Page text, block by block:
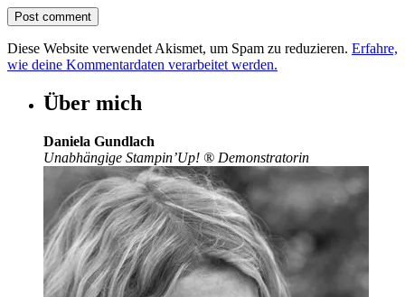
Diese Website verwendet Akismet, um Spam zu reduzieren. Erfahre,
wie deine Kommentardaten verarbeitet werden.
Über mich
Daniela Gundlach
Unabhängige Stampin’Up! ® Demonstratorin